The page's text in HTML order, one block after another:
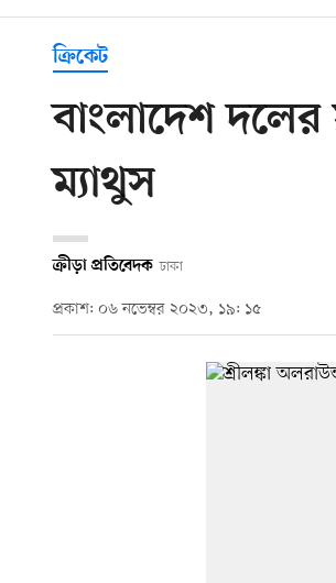
ক্রিকেট
বাংলাদেশ
ম্যাথুস
ক্রীড়া প্রতিবেদক ঢাকা
প্রকাশ: ০৬ নভেম্বর ২০২৩, ১৯: ১৫